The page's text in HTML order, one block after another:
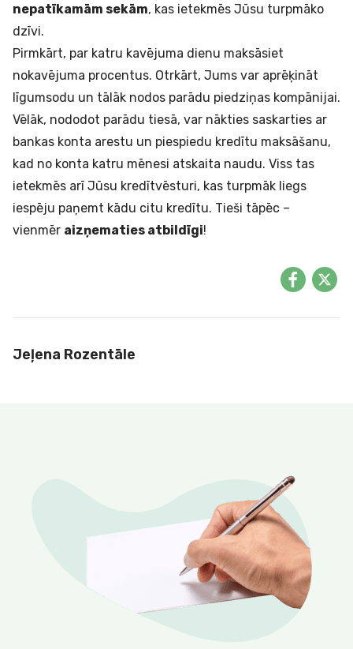
nepatīkamām sekām, kas ietekmēs Jūsu turpmāko
dzīvi.
Pirmkārt, par katru kavējuma dienu maksāsiet
nokavējuma procentus. Otrkārt, Jums var aprēķināt
līgumsodu un tālāk nodos parādu piedziņas kompānijai.
Vēlāk, nododot parādu tiesā, var nākties saskarties ar
bankas konta arestu un piespiedu kredītu maksāšanu,
kad no konta katru mēnesi atskaita naudu. Viss tas
ietekmēs arī Jūsu kredītvēsturi, kas turpmāk liegs
iespēju paņemt kādu citu kredītu. Tieši tāpēc –
vienmēr aizņematies atbildīgi!
Jeļena Rozentāle